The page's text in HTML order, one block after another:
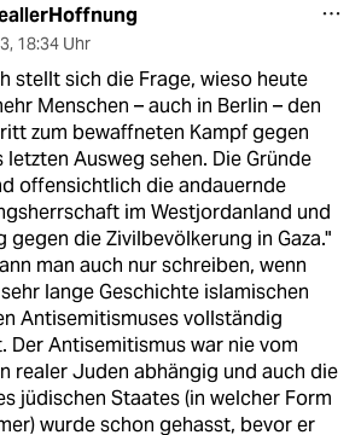
, 18:34 Uhr
stellt sich die Frage, wieso heute
Menschen – auch in Berlin – den
zum bewaffneten Kampf gegen
letzten Ausweg sehen. Die Gründe
offensichtlich die andauernde
im Westjordanland und
gegen die Zivilbevölkerung in Gaza."
man auch nur schreiben, wenn
lange Geschichte islamischen
Antisemitismuses vollständig
Der Antisemitismus war nie vom
realer Juden abhängig und auch die
jüdischen Staates (in welcher Form
wurde schon gehasst, bevor er